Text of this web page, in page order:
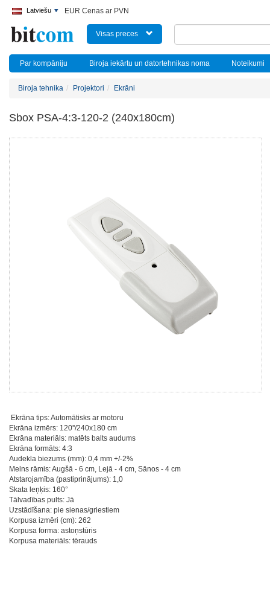
Latviešu EUR Cenas ar PVN
Visas preces
Par kompāniju Biroja iekārtu un datortehnikas noma Noteikumi
Biroja tehnika Projektori Ekrāni
Sbox PSA-4:3-120-2 (240x180cm)
Ekrāna tips: Automātisks ar motoru
Ekrāna izmērs: 120''/240x180 cm
Ekrāna materiāls: matēts balts audums
Ekrāna formāts: 4:3
Audekla biezums (mm): 0,4 mm +/-2%
Melns rāmis: Augšā - 6 cm, Lejā - 4 cm, Sānos - 4 cm
Atstarojamība (pastiprinājums): 1,0
Skata leņķis: 160°
Tālvadības pults: Jā
Uzstādīšana: pie sienas/griestiem
Korpusa izmēri (cm): 262
Korpusa forma: astoņstūris
Korpusa materiāls: tērauds